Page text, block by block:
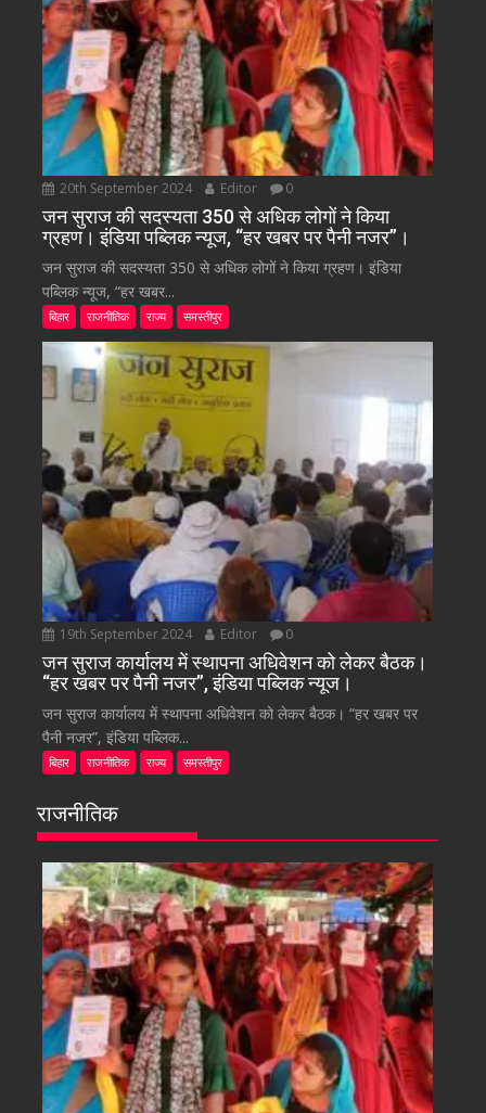
20th September 2024 Editor 0
जन सुराज की सदस्यता 350 से अधिक लोगों ने किया
ग्रहण। इंडिया पब्लिक न्यूज, “हर खबर पर पैनी नजर”।
जन सुराज की सदस्यता 350 से अधिक लोगों ने किया ग्रहण। इंडिया
पब्लिक न्यूज, “हर खबर...
बिहार राजनीतिक राज्य समस्तीपुर
19th September 2024 Editor 0
जन सुराज कार्यालय में स्थापना अधिवेशन को लेकर बैठक।
“हर खबर पर पैनी नजर”, इंडिया पब्लिक न्यूज।
जन सुराज कार्यालय में स्थापना अधिवेशन को लेकर बैठक। “हर खबर पर
पैनी नजर”, इंडिया पब्लिक...
बिहार राजनीतिक राज्य समस्तीपुर
राजनीतिक